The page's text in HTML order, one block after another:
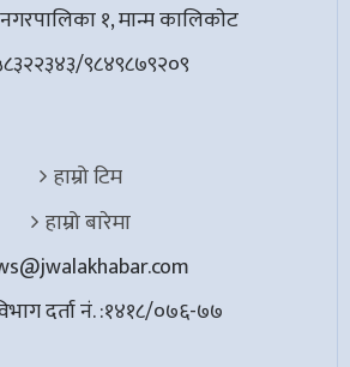
१, मान्म कालिकाेट
९८४९८७९२०९
हाम्रो टिम
हाम्रो बारेमा
दर्ता नं. :१४१८/०७६-७७